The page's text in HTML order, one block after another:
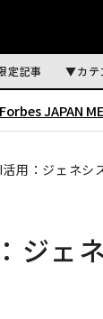
定記事 カテ
Forbes JAPAN
用：ジェネシ
ジェ